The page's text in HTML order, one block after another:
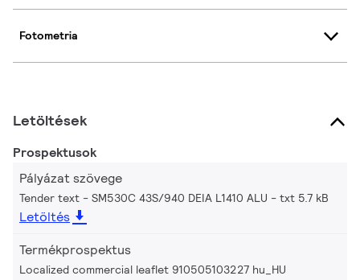
Fotometria
Letöltések
Prospektusok
Pályázat szövege
Tender text - SM530C 43S/940 DEIA L1410 ALU txt 5.7 kB
Letöltés
Termékprospektus
Localized commercial leaflet 910505103227 hu_HU